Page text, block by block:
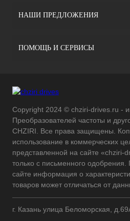
НАШИ ПРЕДЛОЖЕНИЯ
ПОМОЩЬ И СЕРВИСЫ
Copyright 2024 © chziri-drives.ru -
Преобразователей частоты и
CHZIRI. Все права защищены.
использование в коммерческих
представленной на сайте «chziri-
только с письменного
сайте информация о
товаров может отличаться от
г. Казань улица Беломорская,